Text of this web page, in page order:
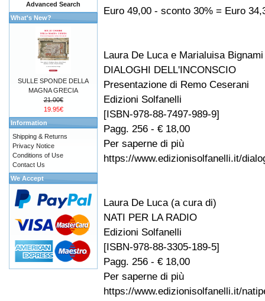
Euro 49,00 - sconto 30% = Euro
Laura De Luca e Marialuisa
DIALOGHI DELL'INCONSCIO
Presentazione di Remo Ceserani
Edizioni Solfanelli
[ISBN-978-88-7497-989-9]
Pagg. 256 - € 18,00
Per saperne di più
https://www.edizionisolfanelli.it/
Laura De Luca (a cura di)
NATI PER LA RADIO
Edizioni Solfanelli
[ISBN-978-88-3305-189-5]
Pagg. 256 - € 18,00
Per saperne di più
https://www.edizionisolfanelli.it/
Advanced Search
What's New?
SULLE SPONDE DELLA
MAGNA GRECIA
21.00€
19.95€
Information
Shipping & Returns
Privacy Notice
Conditions of Use
Contact Us
We Accept